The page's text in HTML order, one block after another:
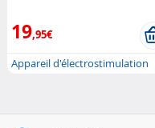
19,95€
Appareil d'électrostimulation